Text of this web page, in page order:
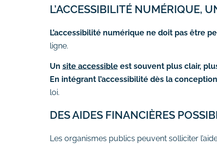
L’ACCESSIBILITÉ NUMÉRIQUE,
L’accessibilité numérique ne doit pas être
ligne.
Un site accessible est souvent plus clair,
En intégrant l’accessibilité dès la conception
loi.
DES AIDES FINANCIÈRES
Les organismes publics peuvent solliciter